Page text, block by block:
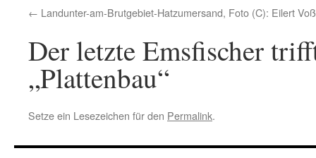
Landunter-am-Brutgebiet-Hatzumersand, Foto (C): Eilert Voß
Der letzte Emsfischer
„Plattenbau“
Setze ein Lesezeichen für den Permalink.